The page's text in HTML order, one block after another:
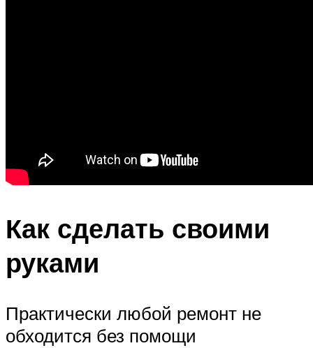
Как сделать своими
руками
Практически любой ремонт не
обходится без помощи